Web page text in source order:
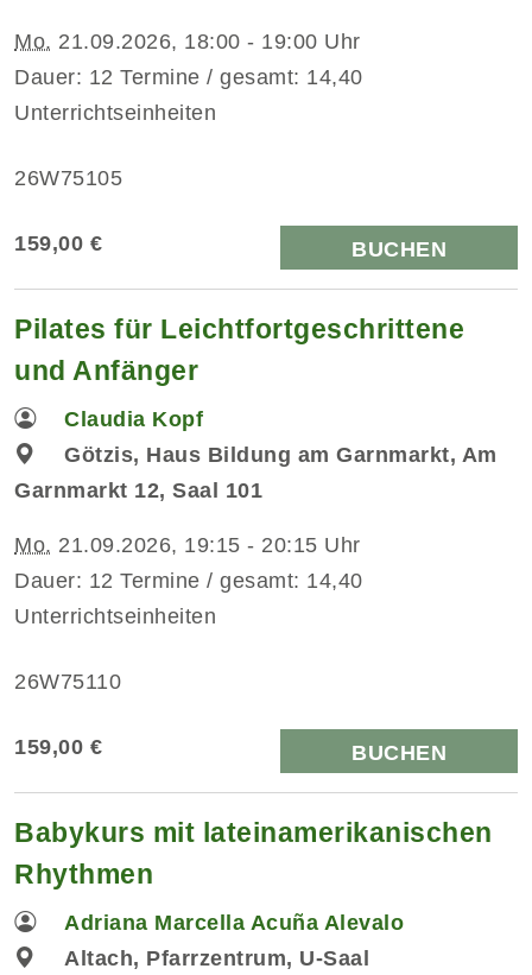
Mo. 21.09.2026, 18:00 - 19:00 Uhr
Dauer: 12 Termine / gesamt: 14,40
Unterrichtseinheiten
26W75105
159,00 € BUCHEN
Pilates für Leichtfortgeschrittene
und Anfänger
Claudia Kopf
Götzis, Haus Bildung am Garnmarkt, Am
Garnmarkt 12, Saal 101
Mo. 21.09.2026, 19:15 - 20:15 Uhr
Dauer: 12 Termine / gesamt: 14,40
Unterrichtseinheiten
26W75110
159,00 € BUCHEN
Babykurs mit lateinamerikanischen
Rhythmen
Adriana Marcella Acuña Alevalo
Altach, Pfarrzentrum, U-Saal